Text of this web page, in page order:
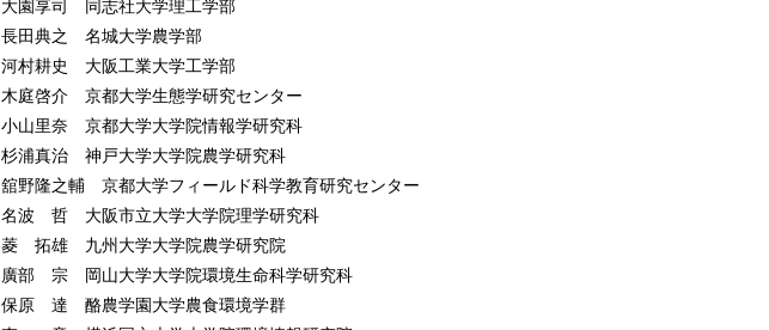
大園享司 同志社大学理工学部
長田典之 名城大学農学部
河村耕史 大阪工業大学工学部
木庭啓介 京都大学生態学研究センター
小山里奈 京都大学大学院情報学研究科
杉浦真治 神戸大学大学院農学研究科
舘野隆之輔 京都大学フィールド科学教育研究センター
名波 哲 大阪市立大学大学院理学研究科
菱 拓雄 九州大学大学院農学研究院
廣部 宗 岡山大学大学院環境生命科学研究科
保原 達 酪農学園大学農食環境学群